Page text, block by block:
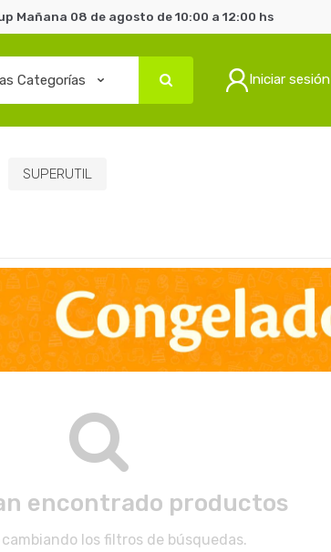
Mañana 08 de agosto de 10:00 a 12:00 hs
Iniciar sesión
SUPERUTIL
encontrado productos
cambiando los filtros de búsquedas.